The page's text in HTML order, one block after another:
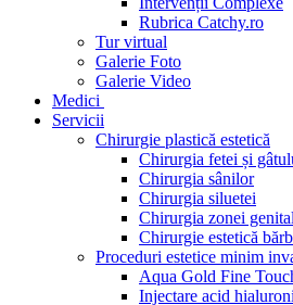
Rubrica Catchy.ro
Tur virtual
Galerie Foto
Galerie Video
Medici
Servicii
Chirurgie plastică estetică
Chirurgia fetei și
Chirurgia sânilor
Chirurgia siluetei
Chirurgia zonei
Chirurgie estetică
Proceduri estetice minim
Aqua Gold Fine
Injectare acid